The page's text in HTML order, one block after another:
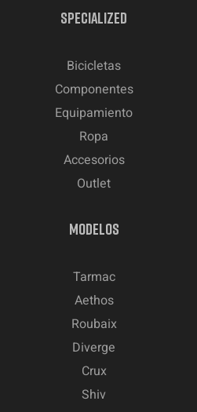
SPECIALIZED
Bicicletas
Componentes
Equipamiento
Ropa
Accesorios
Outlet
MODELOS
Tarmac
Aethos
Roubaix
Diverge
Crux
Shiv